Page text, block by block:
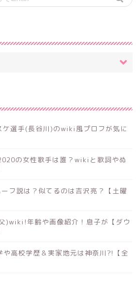
ケ選手(長谷川)のwiki風プロフが気に
の女性歌手は誰？wikiと歌詞やぬ
フ説は？似てるのは吉沢亮？【土曜
)wiki!年齢や画像紹介！息子が【ダウ
高校学歴＆実家地元は神奈川?!【全